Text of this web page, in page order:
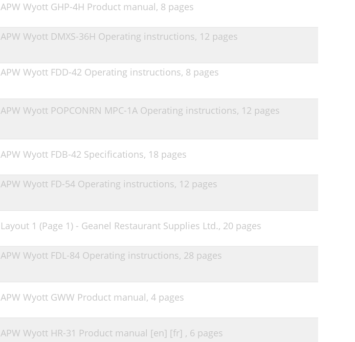
APW Wyott GHP-4H Product manual, 8 pages
APW Wyott DMXS-36H Operating instructions, 12 pages
APW Wyott FDD-42 Operating instructions, 8 pages
APW Wyott POPCONRN MPC-1A Operating instructions, 12 pages
APW Wyott FDB-42 Specifications, 18 pages
APW Wyott FD-54 Operating instructions, 12 pages
Layout 1 (Page 1) - Geanel Restaurant Supplies Ltd., 20 pages
APW Wyott FDL-84 Operating instructions, 28 pages
APW Wyott GWW Product manual, 4 pages
APW Wyott HR-31 Product manual [en] [fr] , 6 pages